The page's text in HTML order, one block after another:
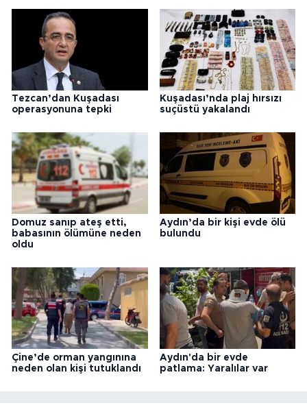
Tezcan’dan Kuşadası
operasyonuna tepki
Kuşadası’nda plaj hırsızı
suçüstü yakalandı
Domuz sanıp ateş etti,
babasının ölümüne neden
oldu
Aydın’da bir kişi evde ölü
bulundu
Çine’de orman yangınına
neden olan kişi tutuklandı
Aydın'da bir evde
patlama: Yaralılar var